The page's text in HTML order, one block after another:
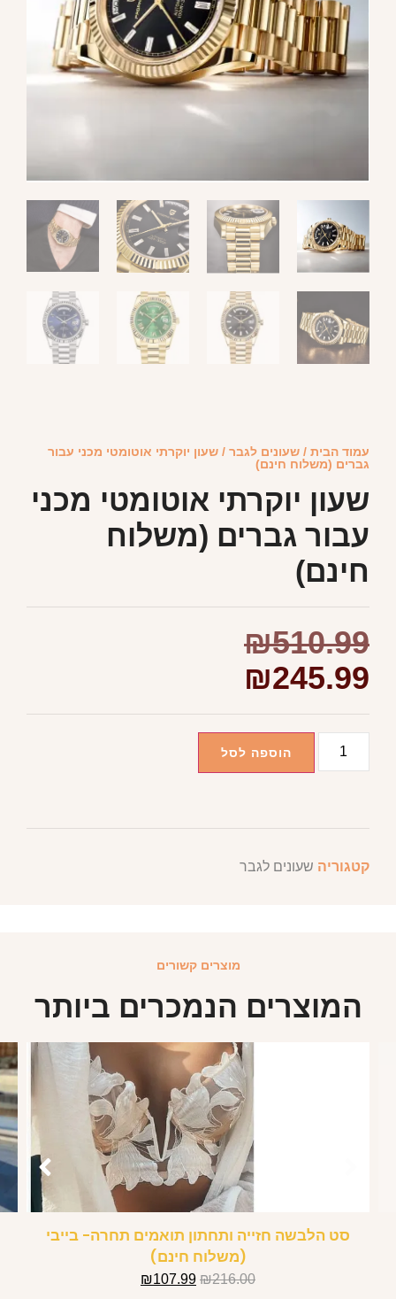
עמוד הבית / שעונים לגבר / שעון יוקרתי אוטומטי מכני עבור
גברים (משלוח חינם)
שעון יוקרתי אוטומטי מכני
עבור גברים (משלוח
חינם)
₪510.99
₪245.99
הוספה לסל
קטגוריה שעונים לגבר
מוצרים קשורים
המוצרים הנמכרים ביותר
סט הלבשה חזייה ותחתון תואמים תחרה- בייבי
(משלוח חינם)
₪216.00
₪107.99